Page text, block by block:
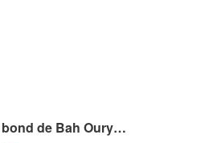
bond de Bah Oury…